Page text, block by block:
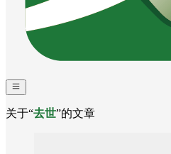
关于“去世”的文章